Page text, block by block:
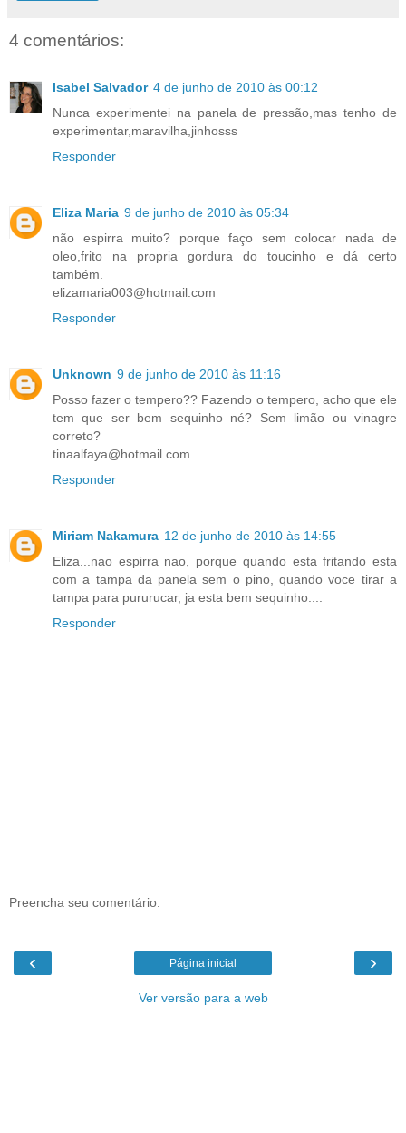
4 comentários:
Isabel Salvador 4 de junho de 2010 às 00:12
Nunca experimentei na panela de pressão,mas tenho de
experimentar,maravilha,jinhosss
Responder
Eliza Maria 9 de junho de 2010 às 05:34
não espirra muito? porque faço sem colocar nada de
oleo,frito na propria gordura do toucinho e dá certo
também.
elizamaria003@hotmail.com
Responder
Unknown 9 de junho de 2010 às 11:16
Posso fazer o tempero?? Fazendo o tempero, acho que ele
tem que ser bem sequinho né? Sem limão ou vinagre
correto?
tinaalfaya@hotmail.com
Responder
Miriam Nakamura 12 de junho de 2010 às 14:55
Eliza...nao espirra nao, porque quando esta fritando esta
com a tampa da panela sem o pino, quando voce tirar a
tampa para pururucar, ja esta bem sequinho....
Responder
Preencha seu comentário:
‹ ›
Página inicial
Ver versão para a web